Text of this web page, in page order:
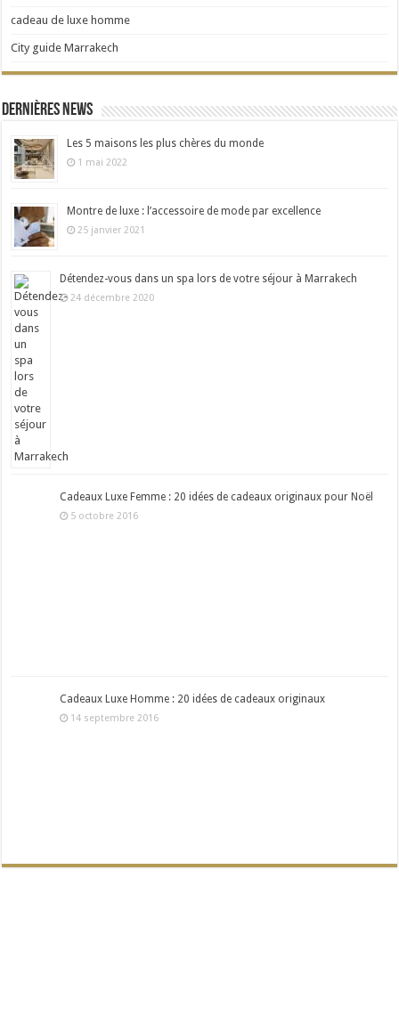
cadeau de luxe homme
City guide Marrakech
Dernières news
Les 5 maisons les plus chères du monde
1 mai 2022
Montre de luxe : l’accessoire de mode par excellence
25 janvier 2021
Détendez-vous dans un spa lors de votre séjour à Marrakech
24 décembre 2020
Cadeaux Luxe Femme : 20 idées de cadeaux originaux pour Noël
5 octobre 2016
Cadeaux Luxe Homme : 20 idées de cadeaux originaux
14 septembre 2016